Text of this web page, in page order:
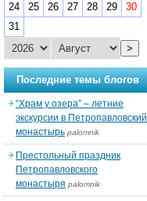
24
25 26 27 28 29
30
31
>
Последние темы блогов
“Храм у озера” – летние
экскурсии в Петропавловский
монастырь palomnik
Престольный праздник
Петропавловского
монастыря palomnik